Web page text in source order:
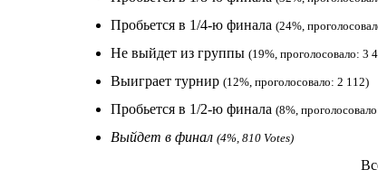
Пробьется в 1/4-ю финала (24%,
Не выйдет из группы (19%, проголосовало: 3
Выиграет турнир (12%, проголосовало: 2 112)
Пробьется в 1/2-ю финала (8%,
Выйдет в финал (4%, 810 Votes)